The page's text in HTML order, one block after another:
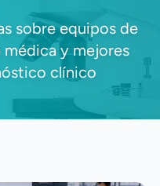
sobre equipos de
y mejores
clínico